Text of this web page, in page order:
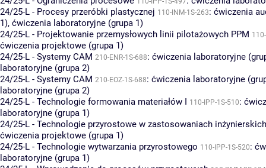
24/25-L - Procesy przeróbki plastycznej 110-INM-1S-263: ćwiczenia
1), ćwiczenia laboratoryjne (grupa 1)
24/25-L - Projektowanie przemysłowych linii pilotażowych PPM
ćwiczenia projektowe (grupa 1)
24/25-L - Systemy CAM 210-ENR-1S-688: ćwiczenia laboratoryjne
laboratoryjne (grupa 2)
24/25-L - Systemy CAM 210-EOZ-1S-688: ćwiczenia laboratoryjne
laboratoryjne (grupa 2)
24/25-L - Technologie formowania materiałów I 110-IPP-1S-510:
laboratoryjne (grupa 1)
24/25-L - Technologie przyrostowe w zastosowaniach inżynierskich
ćwiczenia projektowe (grupa 1)
24/25-L - Technologie wytwarzania przyrostowego 110-IPP-1S-520:
laboratoryjne (grupa 1)